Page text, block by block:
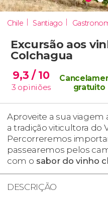
Chile Santiago
Excursão aos
Colchagua
9,3 / 10
3 opiniões
gratuito
Aproveite a sua viagem
a tradição viticultora do
Percorreremos
passearemos pelos
com o sabor do vinho
DESCRIÇÃO